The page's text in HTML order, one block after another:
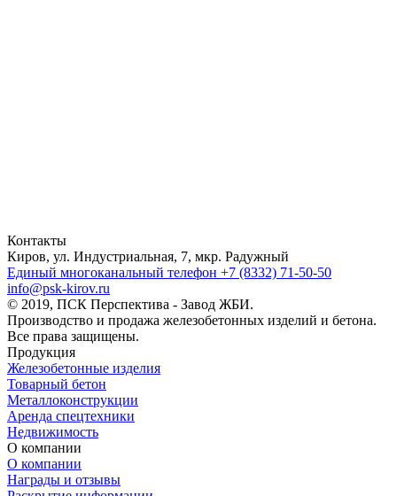
Контакты
Киров, ул. Индустриальная, 7, мкр. Радужный
Единый многоканальный телефон +7 (8332) 71-50-50
info@psk-kirov.ru
© 2019, ПСК Перспектива - Завод ЖБИ.
Производство и продажа железобетонных изделий и бетона.
Все права защищены.
Продукция
Железобетонные изделия
Товарный бетон
Металлоконструкции
Аренда спецтехники
Недвижимость
О компании
О компании
Награды и отзывы